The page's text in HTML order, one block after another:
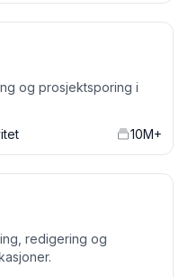
og prosjektsporing i
10M+
redigering og